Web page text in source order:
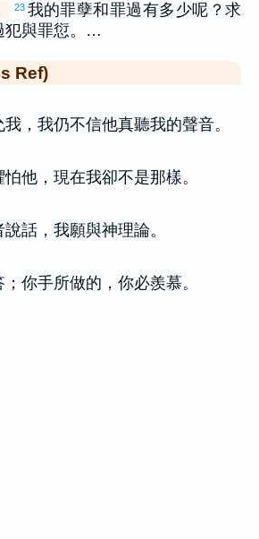
23 我的罪孽和罪過有多少呢？求
犯與罪愆。…
Ref)
，我仍不信他真聽我的聲音。
他，現在我卻不是那樣。
說話，我願與神理論。
你手所做的，你必羨慕。